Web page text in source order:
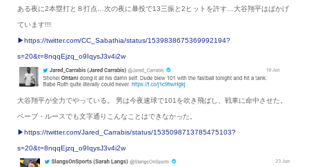
ある夜に2本塁打と８打点…次の夜に暴投で13三振と2ヒットを許す…大谷翔平はばかげ
ています!!!
▶︎https://twitter.com/CC_Sabathia/status/1539838675369992194?
s=20&t=8nqqEjzq_o9IqysJ3v4i2w
大谷翔平が全力でやっている。 男は今夜速球で101を吹き飛ばし、戦車に命中させた。
ベーブ・ルースでも文字通りこんなことはできなかった。
▶︎https://twitter.com/Jared_Carrabis/status/1535098713785475103?
s=20&t=8nqqEjzq_o9IqysJ3v4i2w